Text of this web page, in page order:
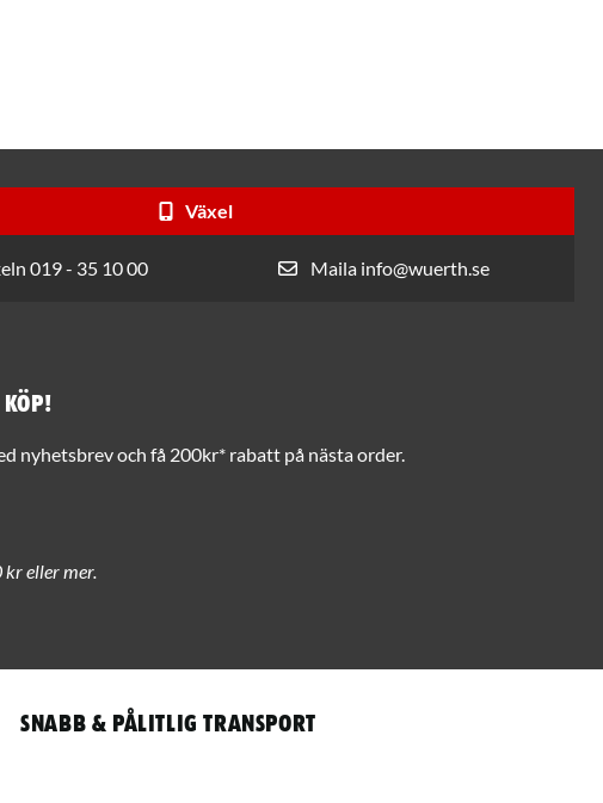
Växel
019 - 35 10 00 Maila info@wuerth.se
nyhetsbrev och få 200kr* rabatt på nästa order.
eller mer.
Snabb & pålitlig transport